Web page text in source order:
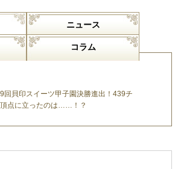
ニュース
コラム
貝印スイーツ甲子園決勝進出！439チ
点に立ったのは……！？